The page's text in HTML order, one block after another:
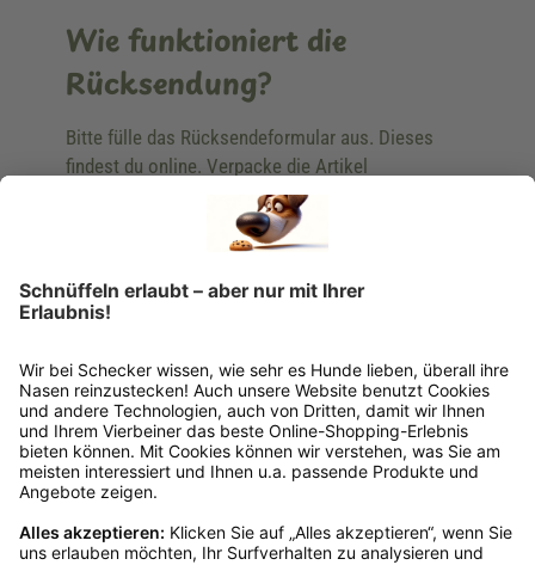
Wie funktioniert die
Rücksendung?
Bitte fülle das Rücksendeformular aus. Dieses
findest du online. Verpacke die Artikel
anschließend sicher und klebe das
Rücksendeetikett auf das Paket. Dieses kannst du
dir in deinem Kundenkonto anfordern. Hast du als
Gast bestellt, schreibe uns eine Email an
verkauf@schecker.de oder rufe zu unseren
Rücksendeetikett zukommen.
Kundenservice